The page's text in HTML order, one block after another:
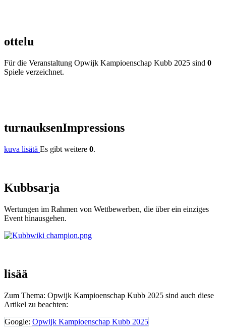
ottelu
Für die Veranstaltung Opwijk Kampioenschap Kubb 2025 sind 0
Spiele verzeichnet.
turnauksenImpressions
kuva lisätä Es gibt weitere 0.
Kubbsarja
Wertungen im Rahmen von Wettbewerben, die über ein einziges
Event hinausgehen.
lisää
Zum Thema: Opwijk Kampioenschap Kubb 2025 sind auch diese
Artikel zu beachten:
Google: Opwijk Kampioenschap Kubb 2025